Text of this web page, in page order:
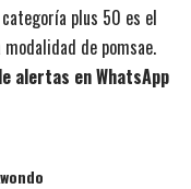
plus 50 es el
de pomsae.
alertas en WhatsApp